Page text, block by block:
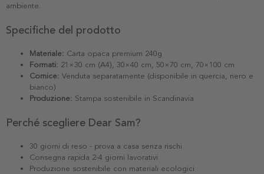
ambiente.
Specifiche del prodotto
Materiale: Carta opaca premium 240g
Formati: 21×30 cm (A4), 30×40 cm, 50×70 cm, 70×100 cm
Cornice: Venduta separatamente (disponibile in quercia, nero e
bianco)
Produzione: Stampa sostenibile in Scandinavia
Perché scegliere Dear Sam?
30 giorni di reso - prova a casa senza rischi
Consegna rapida 2-4 giorni lavorativi
Produzione sostenibile con materiali ecologici